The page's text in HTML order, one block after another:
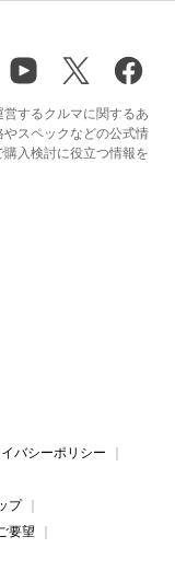
するクルマに関するあ
スペックなどの公式情
入検討に役立つ情報を
バシーポリシー
プ
要望